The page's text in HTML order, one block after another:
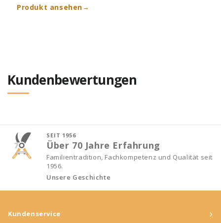
Produkt ansehen→
Kundenbewertungen
SEIT 1956
Über 70 Jahre Erfahrung
Familientradition, Fachkompetenz und Qualität seit
1956.
Unsere Geschichte
Kundenservice ›